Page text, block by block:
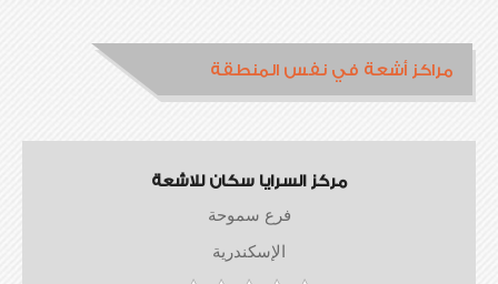
مراكز أشعة في نفس المنطقة
مركز السرايا سكان للاشعة
فرع سموحة
الإسكندرية